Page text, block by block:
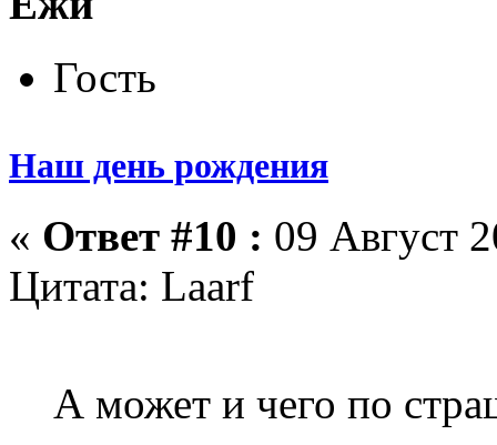
Гость
Наш день рождения
« Ответ #10 : 09 Август
Цитата: Laarf
А может и чего по